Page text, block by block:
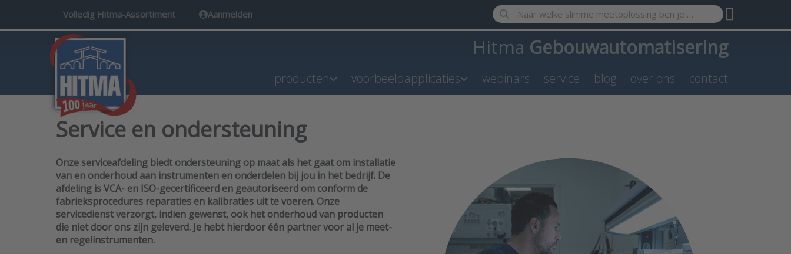
Volledig Hitma-Assortiment Aanmelden Enter a search term. Results will appear automatically as you type.
Hitma Gebouwautomatisering
producten voorbeeldapplicaties webinars service blog over ons contact
Service en ondersteuning
Onze serviceafdeling biedt ondersteuning op maat als het gaat om installatie
van en onderhoud aan instrumenten en onderdelen bij jou in het bedrijf. De
afdeling is VCA- en ISO-gecertificeerd en geautoriseerd om conform de
fabrieksprocedures reparaties en kalibraties uit te voeren. Onze
servicedienst verzorgt, indien gewenst, ook het onderhoud van producten
die niet door ons zijn geleverd. Je hebt hierdoor één partner voor al je meet-
en regelinstrumenten.